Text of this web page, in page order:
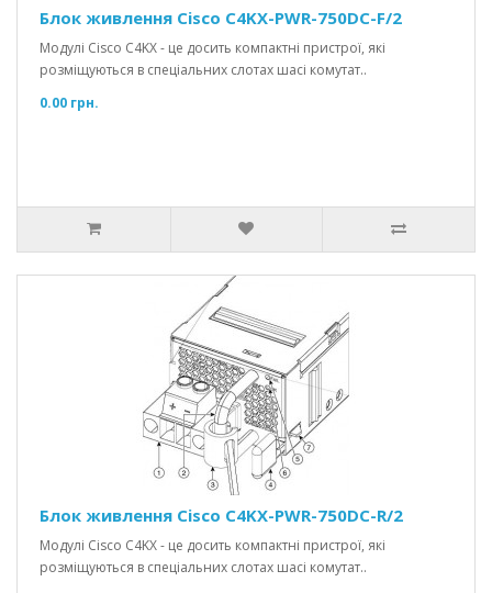
Блок живлення Cisco C4KX-PWR-750DC-F/2
Модулі Cisco C4KX - це досить компактні пристрої, які
розміщуються в спеціальних слотах шасі комутат..
0.00 грн.
Блок живлення Cisco C4KX-PWR-750DC-R/2
Модулі Cisco C4KX - це досить компактні пристрої, які
розміщуються в спеціальних слотах шасі комутат..